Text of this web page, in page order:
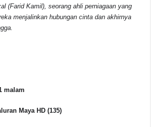
(Farid Kamil), seorang ahli perniagaan yang
menjalinkan hubungan cinta dan akhirnya
malam
Maya HD (135)